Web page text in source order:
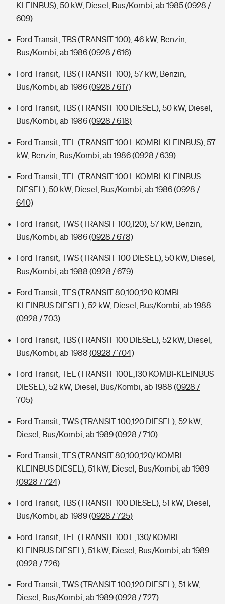
KLEINBUS), 50 kW, Diesel, Bus/Kombi, ab 1985(0928 /
609)
Ford Transit, TBS (TRANSIT 100), 46 kW, Benzin,
Bus/Kombi, ab 1986(0928 / 616)
Ford Transit, TBS (TRANSIT 100), 57 kW, Benzin,
Bus/Kombi, ab 1986(0928 / 617)
Ford Transit, TBS (TRANSIT 100 DIESEL), 50 kW, Diesel,
Bus/Kombi, ab 1986(0928 / 618)
Ford Transit, TEL (TRANSIT 100 L KOMBI-KLEINBUS), 57
kW, Benzin, Bus/Kombi, ab 1986(0928 / 639)
Ford Transit, TEL (TRANSIT 100 L KOMBI-KLEINBUS
DIESEL), 50 kW, Diesel, Bus/Kombi, ab 1986(0928 /
640)
Ford Transit, TWS (TRANSIT 100,120), 57 kW, Benzin,
Bus/Kombi, ab 1986(0928 / 678)
Ford Transit, TWS (TRANSIT 100 DIESEL), 50 kW, Diesel,
Bus/Kombi, ab 1988 (0928 / 679)
Ford Transit, TES (TRANSIT 80,100,120 KOMBI-
KLEINBUS DIESEL), 52 kW, Diesel, Bus/Kombi, ab 1988
(0928 / 703)
Ford Transit, TBS (TRANSIT 100 DIESEL), 52 kW, Diesel,
Bus/Kombi, ab 1988 (0928 / 704)
Ford Transit, TEL (TRANSIT 100L,130 KOMBI-KLEINBUS
DIESEL), 52 kW, Diesel, Bus/Kombi, ab 1988 (0928 /
705)
Ford Transit, TWS (TRANSIT 100,120 DIESEL), 52 kW,
Diesel, Bus/Kombi, ab 1989(0928 / 710)
Ford Transit, TES (TRANSIT 80,100,120/ KOMBI-
KLEINBUS DIESEL), 51 kW, Diesel, Bus/Kombi, ab 1989
(0928 / 724)
Ford Transit, TBS (TRANSIT 100 DIESEL), 51 kW, Diesel,
Bus/Kombi, ab 1989(0928 / 725)
Ford Transit, TEL (TRANSIT 100 L,130/ KOMBI-
KLEINBUS DIESEL), 51 kW, Diesel, Bus/Kombi, ab 1989
(0928 / 726)
Ford Transit, TWS (TRANSIT 100,120 DIESEL), 51 kW,
Diesel, Bus/Kombi, ab 1989(0928 / 727)